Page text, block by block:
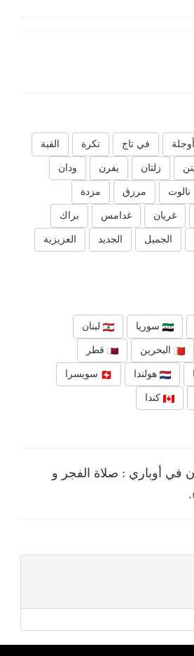
أوجلة في تاج تكرة القبة
زلتان يفرن ودان
نالوت مرزق مزدة
غريان غدامس براك
الجميل الجديد العزيزية
سوريا لبنان
البحرين قطر
هولندا سويسرا
كندا
في أوباري : صلاة الفجر و